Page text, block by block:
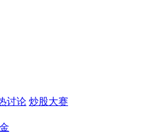
讨论 炒股大赛